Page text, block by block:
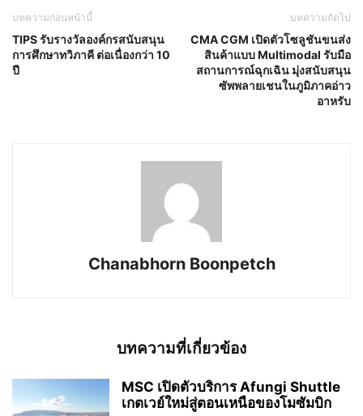
บทความก่อนหน้านี้
TIPS รับรางวัลองค์กรสนับสนุน
การศึกษาทวิภาคี ต่อเนื่องกว่า 10
ปี
บทความถัดไป
CMA CGM เปิดตัวโซลูชันขนส่ง
สินค้าแบบ Multimodal รับมือ
สถานการณ์ฉุกเฉิน มุ่งสนับสนุน
ซัพพลายเชนในภูมิภาคอ่าว
อาหรับ
Chanabhorn Boonpetch
บทความที่เกี่ยวข้อง
MSC เปิดตัวบริการ Afungi Shuttle
เกตเวย์ใหม่สู่ตอนเหนือของโมซัมบิก